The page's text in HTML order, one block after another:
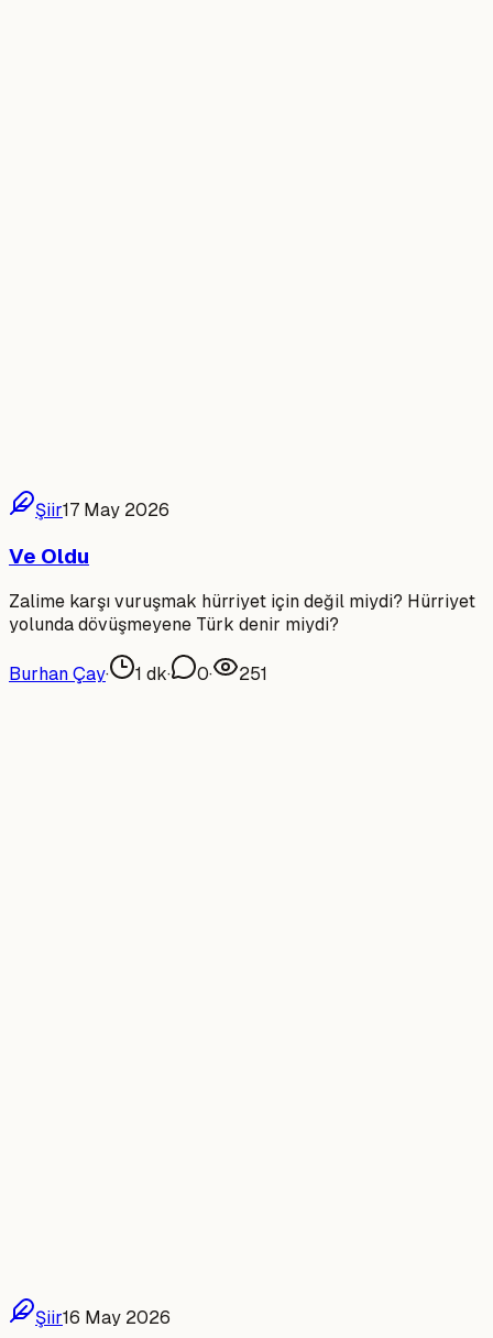
Şiir17 May 2026
Ve Oldu
Zalime karşı vuruşmak hürriyet için değil miydi? Hürriyet
yolunda dövüşmeyene Türk denir miydi?
Burhan Çay· 1 dk· 0· 251
Şiir16 May 2026